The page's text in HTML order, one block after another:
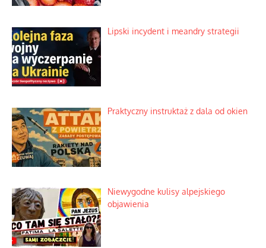
Lipski incydent i meandry strategii
Praktyczny instruktaż z dala od okien
Niewygodne kulisy alpejskiego
objawienia